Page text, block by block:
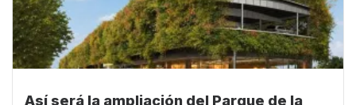
Así será la ampliación del Parque de la